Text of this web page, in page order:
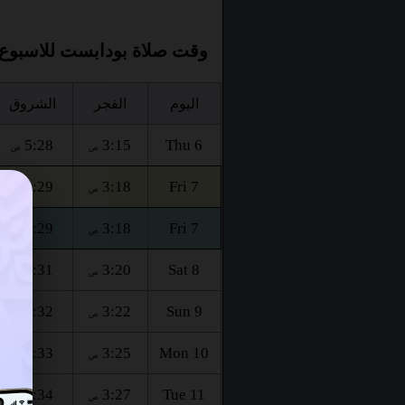
وقت صلاة بودابست
اليوم الفجر الشروق
Thu 6
3:15 ص 5:28 ص
Fri 7
3:18 ص 5:29
Fri 7
3:18 ص 5:29
Sat 8
3:20 ص 5:31
Sun 9
3:22 ص 5:32
Mon 10
3:25 ص 5:33
Tue 11
3:27 ص 5:34 ص